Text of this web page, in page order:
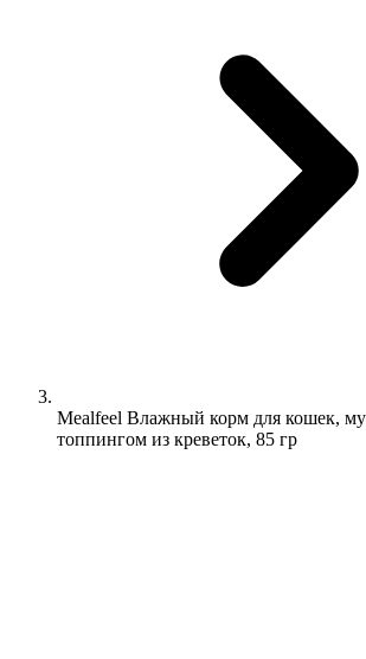
Mealfeel Влажный корм для кошек,
топпингом из креветок, 85 гр